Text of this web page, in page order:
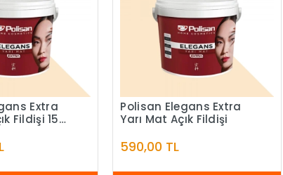
Extra
Fildişi 15
Polisan Elegans Extra
Yarı Mat Açık Fildişi
590,00 TL